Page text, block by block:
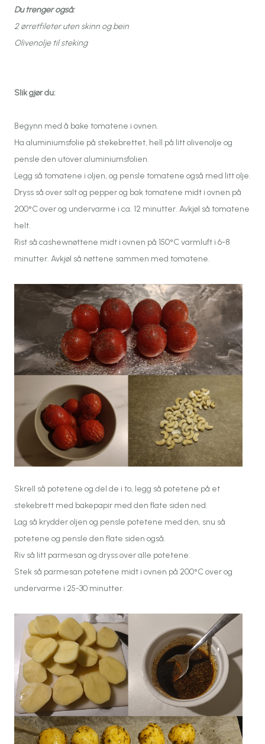
Du trenger også:
2 ørretfileter uten skinn og bein
Olivenolje til steking
Slik gjør du:
Begynn med å bake tomatene i ovnen.
Ha aluminiumsfolie på stekebrettet, hell på litt olivenolje og
pensle den utover aluminiumsfolien.
Legg så tomatene i oljen, og pensle tomatene også med litt olje.
Dryss så over salt og pepper og bak tomatene midt i ovnen på
200°C over og undervarme i ca. 12 minutter. Avkjøl så tomatene
helt.
Rist så cashewnøttene midt i ovnen på 150°C varmluft i 6-8
minutter. Avkjøl så nøttene sammen med tomatene.
Skrell så potetene og del de i to, legg så potetene på et
stekebrett med bakepapir med den flate siden ned.
Lag så krydder oljen og pensle potetene med den, snu så
potetene og pensle den flate siden også.
Riv så litt parmesan og dryss over alle potetene.
Stek så parmesan potetene midt i ovnen på 200°C over og
undervarme i 25-30 minutter.